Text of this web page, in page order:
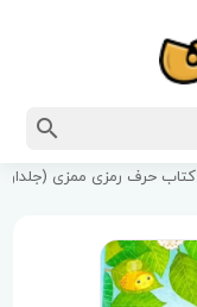
کتاب حرف رمزی ممزی